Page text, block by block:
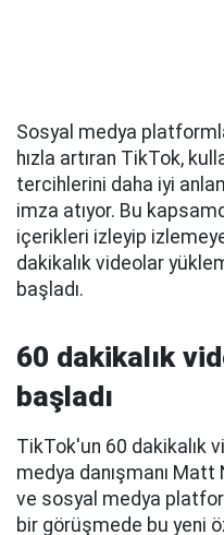
Sosyal medya
hızla artıran TikTok,
tercihlerini daha iyi
imza atıyor. Bu
içerikleri izleyip
dakikalık videolar
başladı.
60 dakikalık
başladı
TikTok'un 60 dakikalık
medya danışmanı
ve sosyal medya
bir görüşmede bu yeni